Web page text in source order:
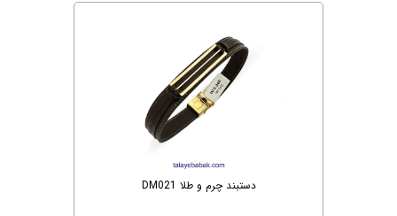
دستبند چرم و طلا DM021